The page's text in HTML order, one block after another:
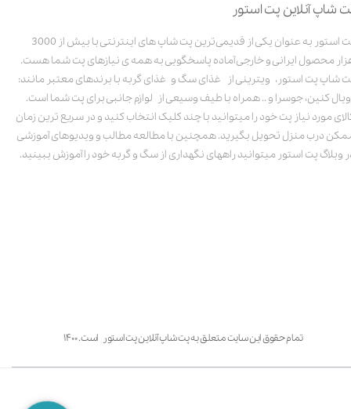
شاپ آنلاین پت استور
پت استور به عنوان یکی از قدیمی‌ترین پت شاپ های اینترنتی با بیش از 3000
محصول ایرانی و خارجی آماده پاسخگویی به همه ی نیازهای پت شما هست.
شاپ پت استور، ویترینی از غذای سگ و غذای گربه با برندهای معتبر مانند:
کنین، جوسرا و .. همراه با طیف وسیعی از لوازم جانبی برای پت شما است.
مورد نیاز پت خود را میتوانید با چند کلیک انتخاب کنید و در سریع ترین زمان
درب منزل تحویل بگیرید. همچنین با مطالعه مطالب و ویدیوهای آموزشی
وبلاگ پت استور میتوانید راههای نگهداری از سگ و گربه خود را آموزش ببینید.
تمام حقوق این سایت متعلق به پت شاپ آنلاین پت استور است. ۱۴۰۰